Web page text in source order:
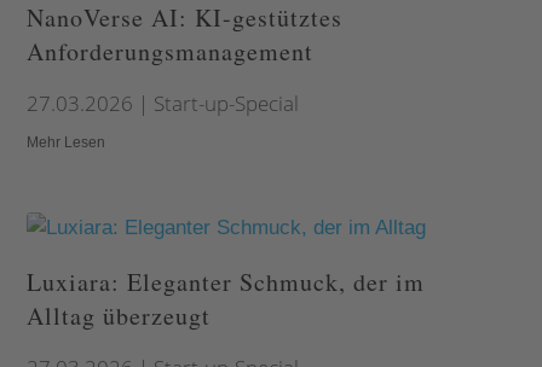
NanoVerse AI: KI-gestütztes
Anforderungsmanagement
27.03.2026 | Start-up-Special
Mehr Lesen
Luxiara: Eleganter Schmuck, der im
Alltag überzeugt